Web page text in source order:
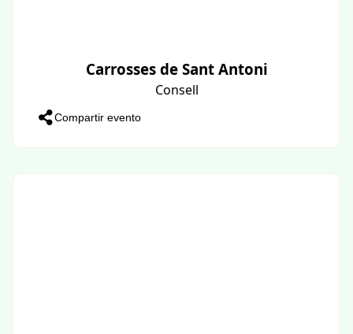
Carrosses de Sant Antoni
Consell
Compartir evento